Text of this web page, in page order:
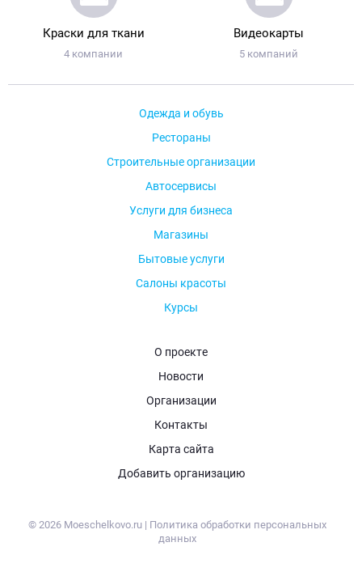
Краски для ткани
4 компании
Видеокарты
5 компаний
Одежда и обувь
Рестораны
Строительные организации
Автосервисы
Услуги для бизнеса
Магазины
Бытовые услуги
Салоны красоты
Курсы
О проекте
Новости
Организации
Контакты
Карта сайта
Добавить организацию
© 2026 Moeschelkovo.ru | Политика обработки персональных
данных